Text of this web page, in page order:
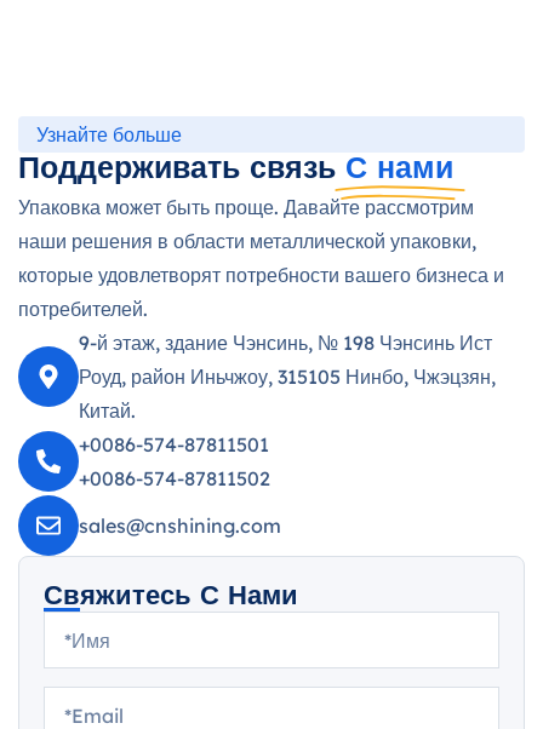
Узнайте больше
Поддерживать связь С нами
Упаковка может быть проще. Давайте рассмотрим
наши решения в области металлической упаковки,
которые удовлетворят потребности вашего бизнеса и
потребителей.
9-й этаж, здание Чэнсинь, № 198 Чэнсинь Ист
Роуд, район Иньчжоу, 315105 Нинбо, Чжэцзян,
Китай.
+0086-574-87811501
+0086-574-87811502
sales@cnshining.com
Свяжитесь С Нами